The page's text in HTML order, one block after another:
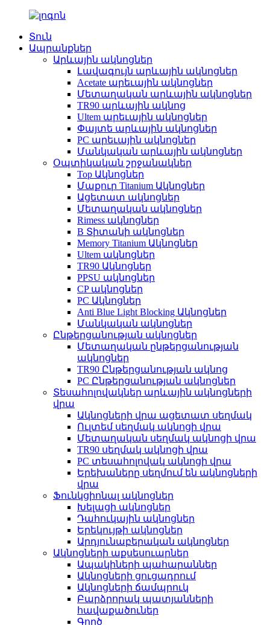
Տուն
Ապրանքներ
Արևային ակնոցներ
Լավագույն արևային ակնոցներ
Acetate արեւային ակնոցներ
Մետաղական արևային ակնոցներ
TR90 արևային ակնոց
Ultem արեւային ակնոցներ
Փայտե արևային ակնոցներ
PC արեւային ակնոցներ
Մանկական արևային ակնոցներ
Օպտիկական շրջանակներ
Top Ակնոցներ
Մաքուր Titanium Ակնոցներ
Ացետատ ակնոցներ
Մետաղական ակնոցներ
Rimess ակնոցներ
B Տիտանի ակնոցներ
Memory Titanium Ակնոցներ
Ultem ակնոցներ
TR90 Ակնոցներ
PPSU ակնոցներ
CP ակնոցներ
PC Ակնոցներ
Anti Blue Light Blocking Ակնոցներ
Մանկական ակնոցներ
Ընթերցանության ակնոցներ
Մետաղական ընթերցանության
ակնոցներ
TR90 Ընթերցանության ակնոց
PC Ընթերցանության ակնոցներ
Տեսահոլովակներ արևային ակնոցների
վրա
Ակնոցների վրա ացետատ սեղմակ
Ուլտեմ սեղմակ ակնոցի վրա
Մետաղական սեղմակ ակնոցի վրա
TR90 սեղմակ ակնոցի վրա
PC տեսահոլովակ ակնոցի վրա
Երեխաները սեղմում են ակնոցների
վրա
Ֆունկցիոնալ ակնոցներ
Խելացի ակնոցներ
Դահուկային ակնոցներ
Երեկույթի ակնոցներ
Արդյունաբերական ակնոցներ
Ակնոցների աքսեսուարներ
Ապակիների պահարաններ
Ակնոցների ցուցադրում
Ակնոցների ճամպրուկ
Բարձրորակ պատյանների
հավաքածուներ
Գործ